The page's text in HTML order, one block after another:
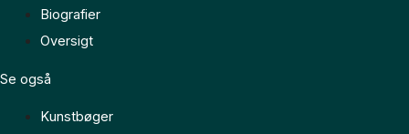
Biografier
Oversigt
Se også
Kunstbøger